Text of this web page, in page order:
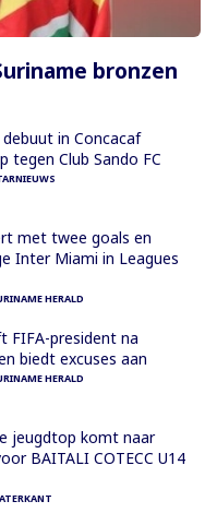
bronzen
in Concacaf
tegen Club Sando FC
met twee goals en
Inter Miami in Leagues
HERALD
FIFA-president na
biedt excuses aan
HERALD
jeugdtop komt naar
BAITALI COTECC U14